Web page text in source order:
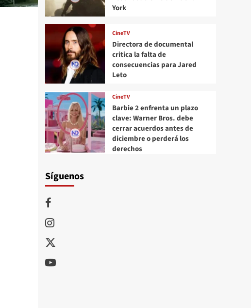
York
CineTV
Directora de documental
critica la falta de
consecuencias para Jared
Leto
CineTV
Barbie 2 enfrenta un plazo
clave: Warner Bros. debe
cerrar acuerdos antes de
diciembre o perderá los
derechos
Síguenos